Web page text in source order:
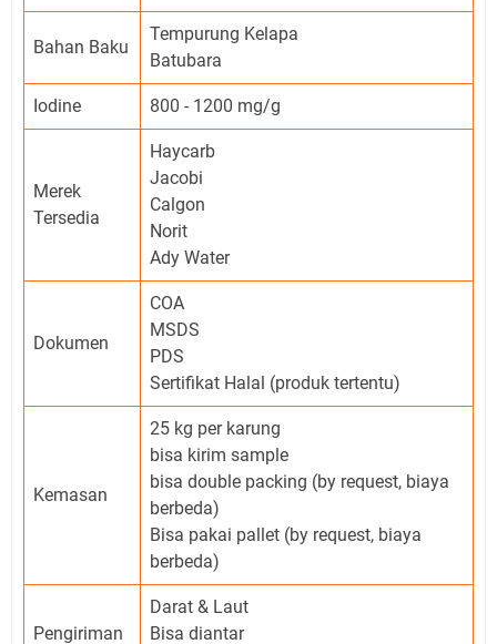
Bahan Baku
Tempurung Kelapa
Batubara
Iodine 800 - 1200 mg/g
Merek
Tersedia
Haycarb
Jacobi
Calgon
Norit
Ady Water
Dokumen
COA
MSDS
PDS
Sertifikat Halal (produk tertentu)
Kemasan
25 kg per karung
bisa kirim sample
bisa double packing (by request, biaya
berbeda)
Bisa pakai pallet (by request, biaya
berbeda)
Pengiriman
Darat & Laut
Bisa diantar